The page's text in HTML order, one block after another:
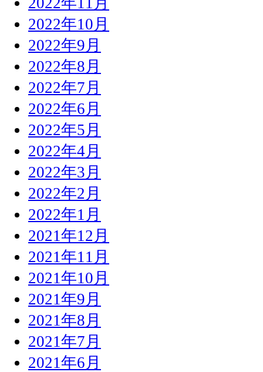
2022年10月
2022年9月
2022年8月
2022年7月
2022年6月
2022年5月
2022年4月
2022年3月
2022年2月
2022年1月
2021年12月
2021年11月
2021年10月
2021年9月
2021年8月
2021年7月
2021年6月